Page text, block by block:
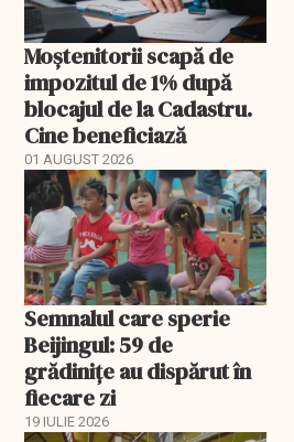
Moștenitorii scapă de
impozitul de 1% după
blocajul de la Cadastru.
Cine beneficiază
01 AUGUST 2026
Semnalul care sperie
Beijingul: 59 de
grădinițe au dispărut în
fiecare zi
19 IULIE 2026